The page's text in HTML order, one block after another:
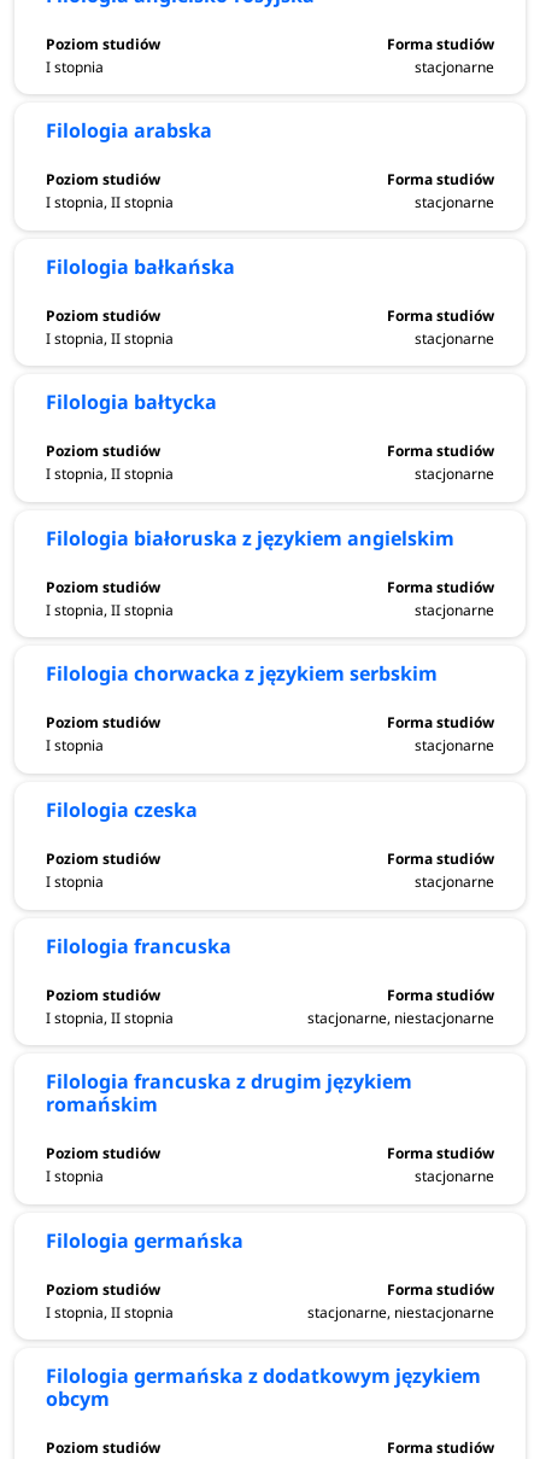
I stopnia stacjonarne
Filologia arabska
I stopnia, II stopnia stacjonarne
Filologia bałkańska
I stopnia, II stopnia stacjonarne
Filologia bałtycka
I stopnia, II stopnia stacjonarne
Filologia białoruska z językiem angielskim
I stopnia, II stopnia stacjonarne
Filologia chorwacka z językiem serbskim
I stopnia stacjonarne
Filologia czeska
I stopnia stacjonarne
Filologia francuska
I stopnia, II stopnia stacjonarne, niestacjonarne
Filologia francuska z drugim językiem
romańskim
I stopnia stacjonarne
Filologia germańska
I stopnia, II stopnia stacjonarne, niestacjonarne
Filologia germańska z dodatkowym językiem
obcym